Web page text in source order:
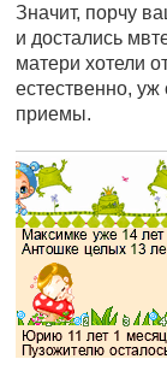
о
щ
е
и
е
Значит, порчу
и достались
матери хотели
естественно,
приемы.